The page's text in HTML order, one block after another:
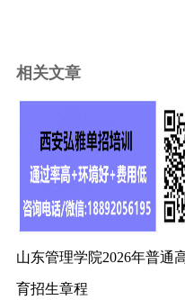
相关文章
山东管理学院2026年普通
育招生章程